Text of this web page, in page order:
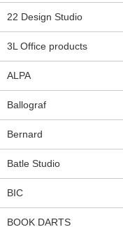
22 Design Studio
3L Office products
ALPA
Ballograf
Bernard
Batle Studio
BIC
BOOK DARTS